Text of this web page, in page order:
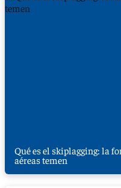
Qué es el skiplagging: la
aéreas temen